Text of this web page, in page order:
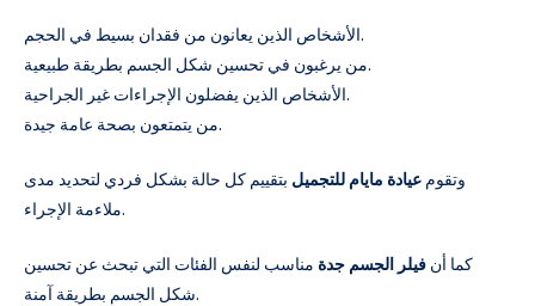
الأشخاص الذين يعانون من فقدان بسيط في الحجم.
من يرغبون في تحسين شكل الجسم بطريقة طبيعية.
الأشخاص الذين يفضلون الإجراءات غير الجراحية.
من يتمتعون بصحة عامة جيدة.
وتقوم عيادة مايام للتجميل بتقييم كل حالة بشكل فردي لتحديد مدى
ملاءمة الإجراء.
كما أن فيلر الجسم جدة مناسب لنفس الفئات التي تبحث عن تحسين
شكل الجسم بطريقة آمنة.